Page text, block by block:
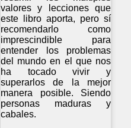
valores y lecciones que
este libro aporta, pero sí
recomendarlo como
imprescindible para
entender los problemas
del mundo en el que nos
ha tocado vivir y
superarlos de la mejor
manera posible. Siendo
personas maduras y
cabales.